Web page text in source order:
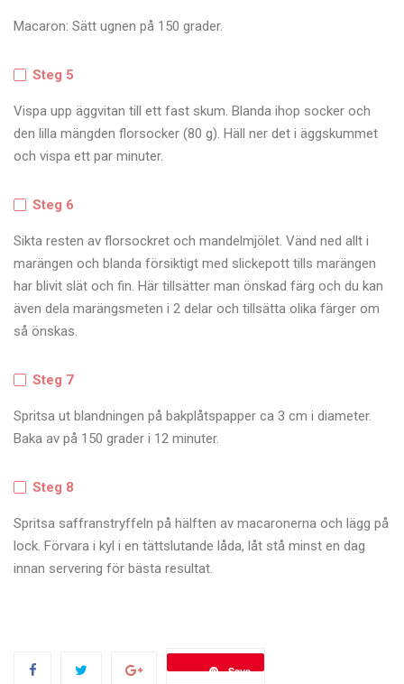
Macaron: Sätt ugnen på 150 grader.
Steg 5
Vispa upp äggvitan till ett fast skum. Blanda ihop socker och
den lilla mängden florsocker (80 g). Häll ner det i äggskummet
och vispa ett par minuter.
Steg 6
Sikta resten av florsockret och mandelmjölet. Vänd ned allt i
marängen och blanda försiktigt med slickepott tills marängen
har blivit slät och fin. Här tillsätter man önskad färg och du kan
även dela marängsmeten i 2 delar och tillsätta olika färger om
så önskas.
Steg 7
Spritsa ut blandningen på bakplåtspapper ca 3 cm i diameter.
Baka av på 150 grader i 12 minuter.
Steg 8
Spritsa saffranstryffeln på hälften av macaronerna och lägg på
lock. Förvara i kyl i en tättslutande låda, låt stå minst en dag
innan servering för bästa resultat.
Save